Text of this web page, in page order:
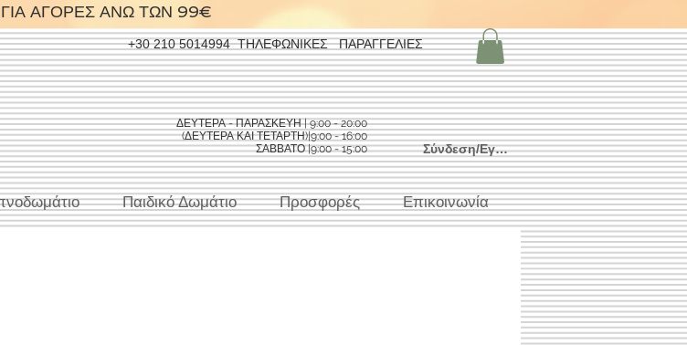
ΑΓΟΡΕΣ ΑΝΩ ΤΩΝ 99€
+30 210 5014994 ΤΗΛΕΦΩΝΙΚΕΣ ΠΑΡΑΓΓΕΛΙΕΣ
ΔΕΥΤΕΡΑ - ΠΑΡΑΣΚΕΥΗ | 9:00 - 20:00
(ΔΕΥΤΕΡΑ ΚΑΙ ΤΕΤΑΡΤΗ)|9:00 - 16:00
ΣΑΒΒΑΤΟ |9:00 - 15:00
Σύνδεση/Εγγραφή
Παιδικό Δωμάτιο Προσφορές Επικοινωνία